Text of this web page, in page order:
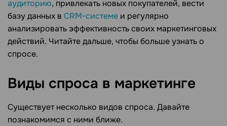
аудиторию, привлекать новых покупателей, вести
базу данных в CRM-системе и регулярно
анализировать эффективность своих маркетинговых
действий. Читайте дальше, чтобы больше узнать о
спросе.
Виды спроса в маркетинге
Существует несколько видов спроса. Давайте
познакомимся с ними ближе.